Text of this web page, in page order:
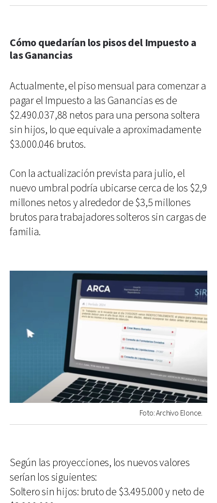
Cómo quedarían los pisos del Impuesto a
las Ganancias
Actualmente, el piso mensual para comenzar a
pagar el Impuesto a las Ganancias es de
$2.490.037,88 netos para una persona soltera
sin hijos, lo que equivale a aproximadamente
$3.000.046 brutos.
Con la actualización prevista para julio, el
nuevo umbral podría ubicarse cerca de los $2,9
millones netos y alrededor de $3,5 millones
brutos para trabajadores solteros sin cargas de
familia.
Foto: Archivo Elonce.
Según las proyecciones, los nuevos valores
serían los siguientes:
Soltero sin hijos: bruto de $3.495.000 y neto de